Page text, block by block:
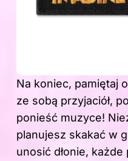
Na koniec, pamiętaj
ze sobą przyjaciół,
ponieść muzyce!
planujesz skakać w
unosić dłonie,